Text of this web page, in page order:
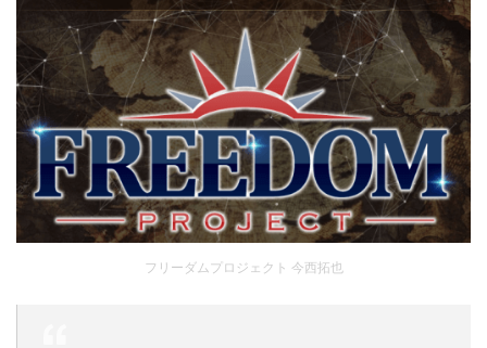
フリーダムプロジェクト 今西拓也